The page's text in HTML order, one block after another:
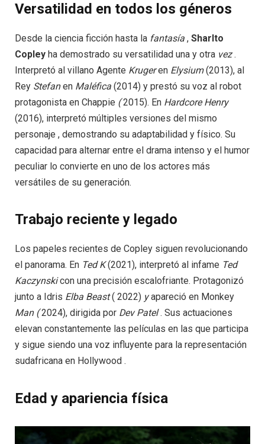
Versatilidad en todos los géneros
Desde la ciencia ficción hasta la fantasía , Sharlto
Copley ha demostrado su versatilidad una y otra vez.
Interpretó al villano Agente Krugeren Elysium(2013), al
Rey Stefanen Maléfica (2014) y prestó su voz al robot
protagonista en Chappie (2015). En HardcoreHenry
(2016), interpretó múltiples versiones del mismo
personaje , demostrando su adaptabilidad y físico. Su
capacidad para alternar entre el drama intenso y el humor
peculiar lo convierte en uno de los actores más
versátiles de su generación.
Trabajo reciente y legado
Los papeles recientes de Copley siguen revolucionando
el panorama. En TedK(2021), interpretó al infame Ted
Kaczynskicon una precisión escalofriante. Protagonizó
junto a Idris Elba Beast( 2022) yapareció en Monkey
Man (2024), dirigida por DevPatel. Sus actuaciones
elevan constantemente las películas en las que participa
y sigue siendo una voz influyente para la representación
sudafricana en Hollywood .
Edad y apariencia física